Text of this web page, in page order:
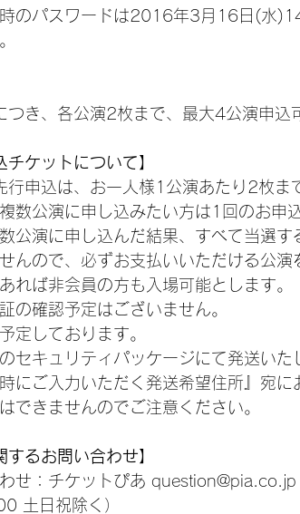
のパスワードは2016年3月16日(水
つき、各公演2枚まで、最大4公演申込
チケットについて】
行申込は、お一人様1公演あたり2枚ま
数公演に申し込みたい方は1回のお申
公演に申し込んだ結果、すべて当選す
んので、必ずお支払いいただける公演
れば非会員の方も入場可能とします。
の確認予定はございません。
定しております。
セキュリティパッケージにて発送いた
にご入力いただく発送希望住所』宛に
できませんのでご注意ください。
するお問い合わせ】
せ：チケットぴあ question@pia.co.jp
土日祝除く）